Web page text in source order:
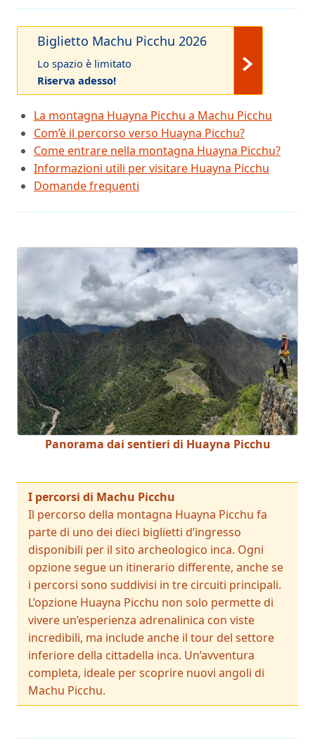
Biglietto Machu Picchu 2026
Lo spazio è limitato
Riserva adesso!
La montagna Huayna Picchu a Machu Picchu
Com’è il percorso verso Huayna Picchu?
Come entrare nella montagna Huayna Picchu?
Informazioni utili per visitare Huayna Picchu
Domande frequenti
Panorama dai sentieri di Huayna Picchu
I percorsi di Machu Picchu
Il percorso della montagna Huayna Picchu fa
parte di uno dei dieci biglietti d’ingresso
disponibili per il sito archeologico inca. Ogni
opzione segue un itinerario differente, anche se
i percorsi sono suddivisi in tre circuiti principali.
L’opzione Huayna Picchu non solo permette di
vivere un’esperienza adrenalinica con viste
incredibili, ma include anche il tour del settore
inferiore della cittadella inca. Un’avventura
completa, ideale per scoprire nuovi angoli di
Machu Picchu.